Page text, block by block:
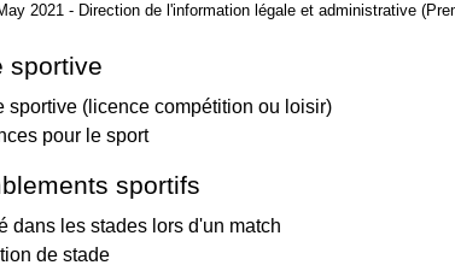
2021 - Direction de l'information légale et administrative
sportive
sportive (licence compétition ou loisir)
pour le sport
sportifs
dans les stades lors d'un match
de stade